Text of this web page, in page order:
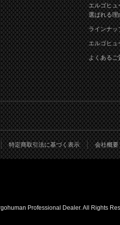
エルゴヒュ
選ばれる理
ラインナッ
エルゴヒュ
よくあるご
特定商取引法に基づく表示 会社概要
Professional Dealer. All Rights